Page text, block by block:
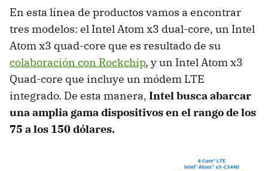
En esta línea de productos vamos a encontrar
tres modelos: el Intel Atom x3 dual-core, un Intel
Atom x3 quad-core que es resultado de su
colaboración con Rockchip, y un Intel Atom x3
Quad-core que incluye un módem LTE
integrado. De esta manera, Intel busca abarcar
una amplia gama dispositivos en el rango de los
75 a los 150 dólares.